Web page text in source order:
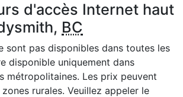
d'accès Internet haut
BC
sont pas disponibles dans toutes les
disponible uniquement dans
métropolitaines. Les prix peuvent
rurales. Veuillez appeler le